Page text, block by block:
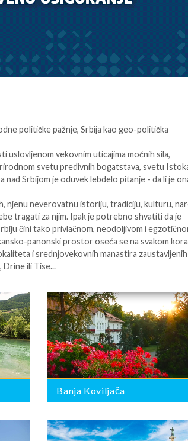
političke pažnje, Srbija kao geo-politička
uslovljenom vekovnim uticajima moćnih sila,
svetu predivnih bogatstava, svetu
nad Srbijom je oduvek lebdelo pitanje - da li je
njenu neverovatnu istoriju, tradiciju, kulturu,
tragati za njim. Ipak je potrebno shvatiti da je
čini tako privlačnom, neodoljivom i
panonski prostor oseća se na svakom
i srednjovekovnih manastira zaustavljenih
Drine ili Tise...
0
Banja Koviljača